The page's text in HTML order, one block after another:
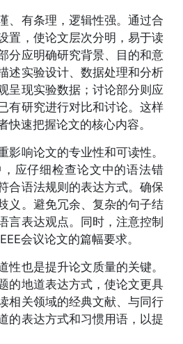
、有条理，逻辑性强。通过合
置，使论文层次分明，易于读
分应明确研究背景、目的和意
述实验设计、数据处理和分析
呈现实验数据；讨论部分则应
有研究进行对比和讨论。这样
快速把握论文的核心内容。
影响论文的专业性和可读性。
应仔细检查论文中的语法错
合语法规则的表达方式。确保
义。避免冗余、复杂的句子结
言表达观点。同时，注意控制
会议论文的篇幅要求。
性也是提升论文质量的关键。
的地道表达方式，使论文更具
相关领域的经典文献、与同行
的表达方式和习惯用语，以提